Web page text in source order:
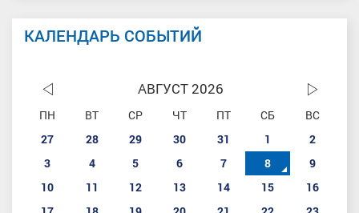
КАЛЕНДАРЬ СОБЫТИЙ
АВГУСТ 2026
ПН ВТ СР ЧТ ПТ СБ
ВС
27
28 29 30 31 1
2
3
4 5 6 7 8
9
10
11 12 13 14 15
16